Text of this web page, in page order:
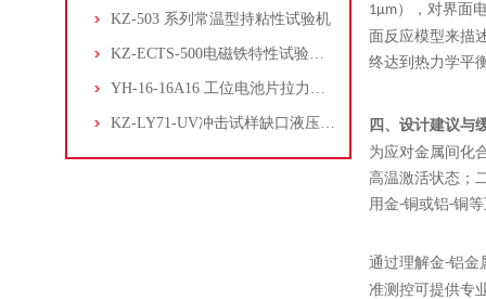
KZ-503 系列常温型持粘性试验机
KZ-ECTS-500电磁铁特性试验系统
YH-16-16A16 工位电池片拉力试验机
KZ-LY71-UV冲击试样缺口液压拉床
1μm），对界面
面反应模型来描
终达到热力学平
四、 设计建议与
为应对金属间化
高温激活状态；
用金-铜或铝-铜
通过理解金-铝金
准测控可提供专